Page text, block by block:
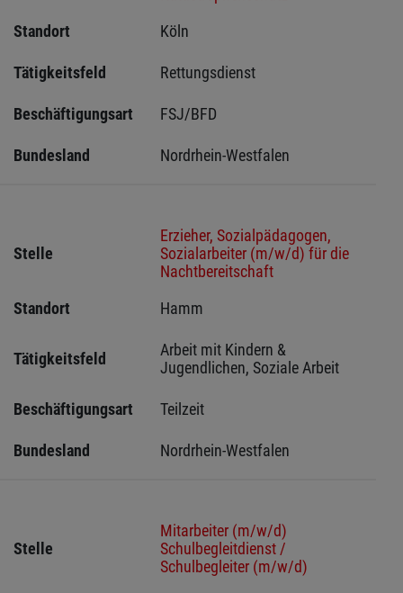
Standort
Köln
Tätigkeitsfeld Rettungsdienst
Beschäftigungsart FSJ/BFD
Bundesland Nordrhein-Westfalen
Stelle
Erzieher, Sozialpädagogen,
Sozialarbeiter (m/w/d) für die
Nachtbereitschaft
Standort
Hamm
Tätigkeitsfeld
Arbeit mit Kindern &
Jugendlichen, Soziale Arbeit
Beschäftigungsart Teilzeit
Bundesland Nordrhein-Westfalen
Stelle
Mitarbeiter (m/w/d)
Schulbegleitdienst /
Schulbegleiter (m/w/d)